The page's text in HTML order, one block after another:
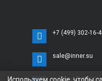
+7 (499) 302-16-
sale@inner.su
г. Санкт-